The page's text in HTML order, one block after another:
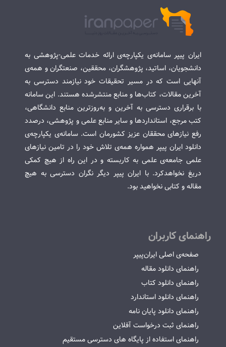
ایران پیپر سامانه‌ی یکپارچه‌ی ارائه خدمات علمی-پژوهشی به
دانشجویان، اساتید، پژوهشگران، محققین، صنعتگران و همه‌ی
آنهایی است که در مسیر تحقیقات خود نیازمند دسترسی به
آخرین مقالات، کتاب‌ها و منابع منتشرشده هستند. این سامانه
با برقراری دسترسی به آخرین و به‌روزترین منابع دانشگاهی،
کتب مرجع، استانداردها و سایر منابع علمی و پژوهشی، درصدد
رفع نیازهای محققان عزیز کشورمان است. سامانه‌ی یکپارچه‌ی
دانلود ایران پیپر همواره همه‌ی تلاش خود را در تامین نیازهای
علمی جامعه‌ی علمی به کاربسته و در این راه از هیچ کمکی
دریغ نخواهدکرد. با ایران پیپر دیگر نگران دسترسی به هیچ
مقاله و کتابی نخواهید بود.
راهنمای کاربران
صفحه‌ی اصلی ایران‌پیپر
راهنمای دانلود مقاله
راهنمای دانلود کتاب
راهنمای دانلود استاندارد
راهنمای دانلود پایان نامه
راهنمای ثبت درخواست آفلاین
راهنمای استفاده از پایگاه های دسترسی مستقیم